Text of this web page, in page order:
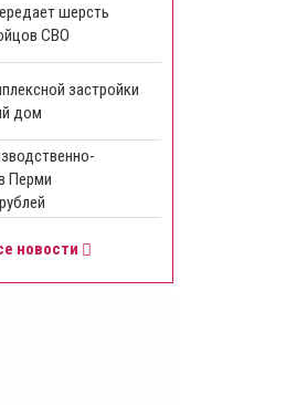
шерсть
СВО
застройки
дом
Перми
новости